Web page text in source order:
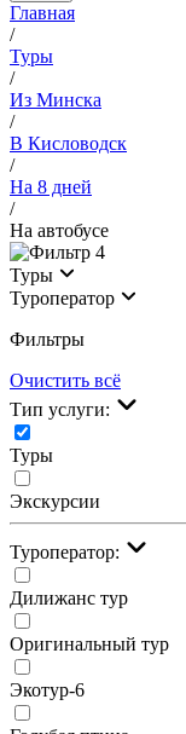
Главная
/
Туры
/
Из Минска
/
В Кисловодск
/
На 8 дней
/
На автобусе
4
Туры
Туроператор
Фильтры
Очистить всё
Тип услуги:
Туры
Экскурсии
Туроператор:
Дилижанс тур
Оригинальный тур
Экотур-6